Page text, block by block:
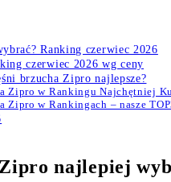
Ranking czerwiec 2026
czerwiec 2026 wg ceny
brzucha Zipro najlepsze?
Zipro w Rankingu Najchętniej
Zipro w Rankingach – nasze
najlepiej